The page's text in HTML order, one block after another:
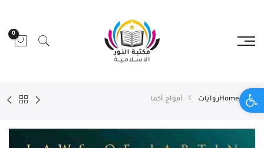
Open toolbar
0
Homeروايات أمواج أكما